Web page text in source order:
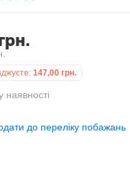
147,00 грн.
наявності
до переліку побажань